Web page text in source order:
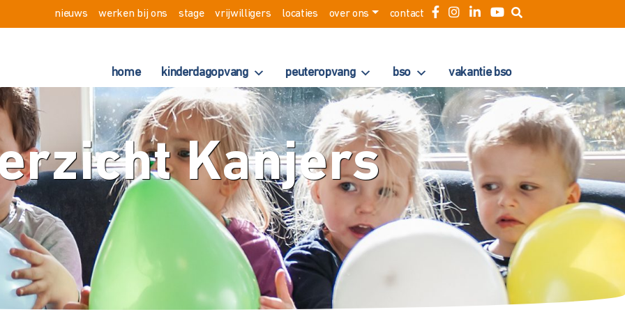
nieuws werken bij ons stage vrijwilligers locaties over ons contact
home kinderdagopvang peuteropvang bso vakantie bso
Kanjers